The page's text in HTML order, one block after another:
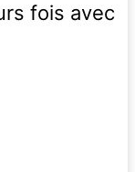
fois avec